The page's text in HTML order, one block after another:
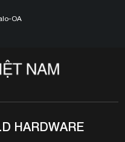
OA
HARDWARE